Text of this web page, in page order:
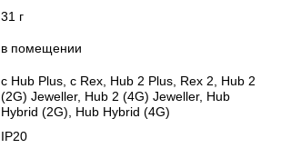
31 г
в помещении
с Hub Plus, с Rex, Hub 2 Plus, Rex 2, Hub 2
(2G) Jeweller, Hub 2 (4G) Jeweller, Hub
Hybrid (2G), Hub Hybrid (4G)
IP20